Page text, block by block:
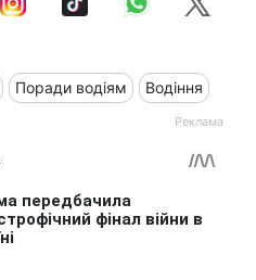
Поради водіям Водіння